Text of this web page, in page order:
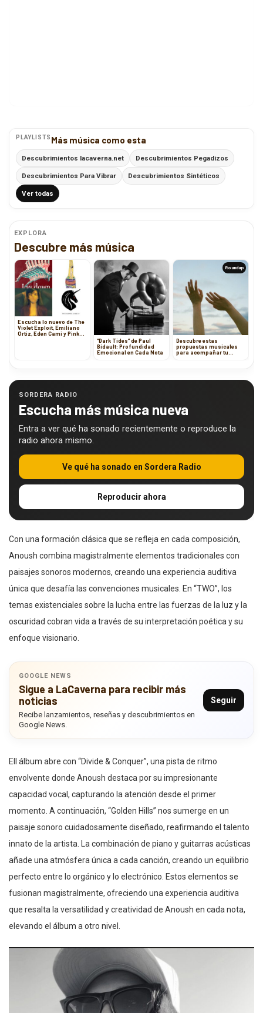
PLAYLISTS Más música como esta
Descubrimientos lacaverna.net Descubrimientos Pegadizos
Descubrimientos Para Vibrar Descubrimientos Sintéticos
Ver todas
EXPLORA
Descubre más música
Escucha lo nuevo de The
Violet Exploit, Emiliano
Ortiz, Eden Cami y Pink
“Dark Tides” de Paul
Bidault: Profundidad
Emocional en Cada Nota
Roundup
Descubre estas
propuestas musicales
para acompañar tu
SORDERA RADIO
Escucha más música nueva
Entra a ver qué ha sonado recientemente o reproduce la
radio ahora mismo.
Ve qué ha sonado en Sordera Radio
Reproducir ahora
Con una formación clásica que se refleja en cada composición,
Anoush combina magistralmente elementos tradicionales con
paisajes sonoros modernos, creando una experiencia auditiva
única que desafía las convenciones musicales. En “TWO”, los
temas existenciales sobre la lucha entre las fuerzas de la luz y la
oscuridad cobran vida a través de su interpretación poética y su
enfoque visionario.
GOOGLE NEWS
Sigue a LaCaverna para recibir más
noticias
Recibe lanzamientos, reseñas y descubrimientos en
Google News.
Seguir
Ell álbum abre con “Divide & Conquer”, una pista de ritmo
envolvente donde Anoush destaca por su impresionante
capacidad vocal, capturando la atención desde el primer
momento. A continuación, “Golden Hills” nos sumerge en un
paisaje sonoro cuidadosamente diseñado, reafirmando el talento
innato de la artista. La combinación de piano y guitarras acústicas
añade una atmósfera única a cada canción, creando un equilibrio
perfecto entre lo orgánico y lo electrónico. Estos elementos se
fusionan magistralmente, ofreciendo una experiencia auditiva
que resalta la versatilidad y creatividad de Anoush en cada nota,
elevando el álbum a otro nivel.